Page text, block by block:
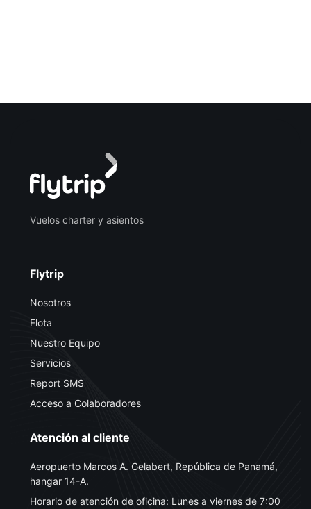
Vuelos charter y asientos
Flytrip
Nosotros
Flota
Nuestro Equipo
Servicios
Report SMS
Acceso a Colaboradores
Atención al cliente
Aeropuerto Marcos A. Gelabert, República de Panamá,
hangar 14-A.
Horario de atención de oficina: Lunes a viernes de 7:00